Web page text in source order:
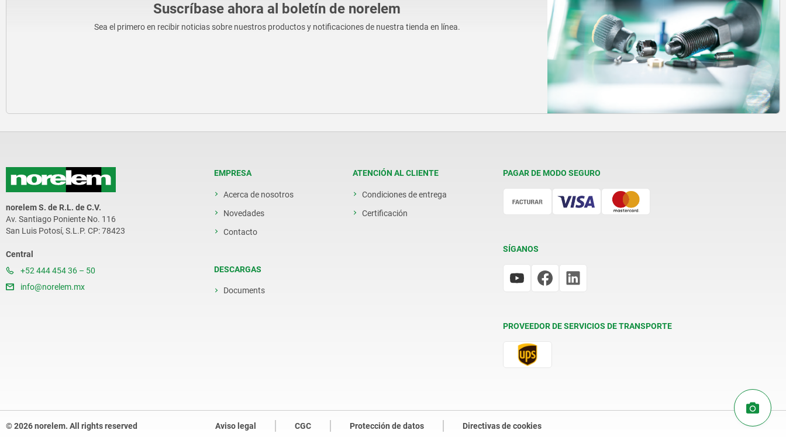
Suscríbase ahora al boletín de norelem
Sea el primero en recibir noticias sobre nuestros productos y notificaciones de nuestra tienda en línea.
norelem S. de R.L. de C.V.
Av. Santiago Poniente No. 116
San Luis Potosí, S.L.P. CP: 78423
Central
+52 444 454 36 – 50
info@norelem.mx
EMPRESA
Acerca de nosotros
Novedades
Contacto
DESCARGAS
Documents
ATENCIÓN AL CLIENTE
Condiciones de entrega
Certificación
PAGAR DE MODO SEGURO
SÍGANOS
PROVEEDOR DE SERVICIOS DE TRANSPORTE
© 2026 norelem. All rights reserved Aviso legal CGC Protección de datos Directivas de cookies